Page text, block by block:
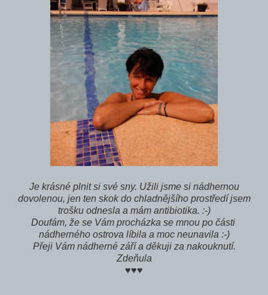
Je krásné plnit si své sny. Užili jsme si nádhernou
dovolenou, jen ten skok do chladnějšího prostředí jsem
trošku odnesla a mám antibiotika. :-)
Doufám, že se Vám procházka se mnou po části
nádherného ostrova líbila a moc neunavila :-)
Přeji Vám nádherné září a děkuji za nakouknutí.
Zdeňula
♥♥♥